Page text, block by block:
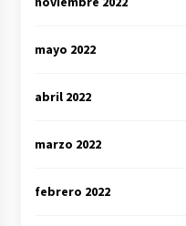
mayo 2022
abril 2022
marzo 2022
febrero 2022